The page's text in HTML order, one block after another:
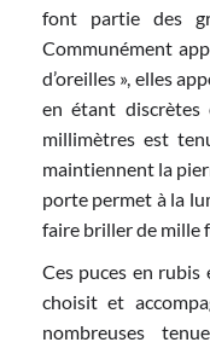
font partie des
Communément
d’oreilles », elles
en étant discrètes
millimètres est
maintiennent la
porte permet à la
faire briller de mille
Ces puces en rubis
choisit et
nombreuses